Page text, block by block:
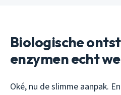
Biologische
enzymen echt
Oké, nu de slimme aanpak.